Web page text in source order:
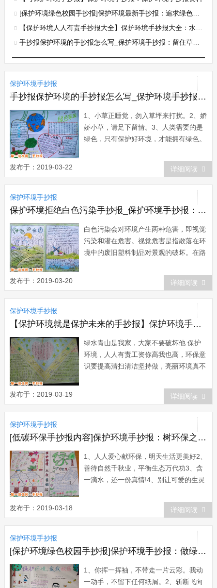
[保护环境绿色校园手抄报]保护环境最新手抄报：追求绿色时尚
【保护环境人人有责手抄报大全】保护环境手抄报大全：水污染
手抄报保护环境的手抄报怎么写_保护环境手抄报：留住草的美
保护环境手抄报
手抄报保护环境的手抄报怎么写_保护环境手抄报：留住草的美
1、小草正睡觉，勿入草坪来打扰。2、娇
娇小草，请足下留情。3、人类需要的是
绿色，只有保护好环境，才能拥有绿色。
保护环境。5、带着欢乐舞步，让风沙停
止，让小鸟起舞，让绿色腾飞。6、让风
沙不再猖狂，还地球一片绿色铺垫。7、
让绿色在生活中洋溢，让心灵在绿色中放
飞。8...
发布于：2019-03-22 详细阅读
保护环境手抄报
保护环境拒绝白色污染手抄报_保护环境手抄报：白色污染
白色污染会对环境产生两种危害，即视觉
污染和潜在危害。视觉危害是指散落在环
境中的废旧塑料制品对景观的破坏。在路
激，影响校园的整体美感。潜在危害是指
废塑料制品进入自然环境后难以降解而带
来的长期的深层次环境问题。...
发布于：2019-03-20 详细阅读
保护环境手抄报
【保护环境就是保护未来的手抄报】保护环境手抄报：未来无限好
绿水青山是我家，大家不要破坏他 保护
环境，人人有责工资你高我也高，环保意
识要提高清扫清洁坚持做，亮丽环境真不
爱环保,未来无限好青青小草有生命,请君
足下多留情 请您绕一绕，小草笑一笑。
树木拥有绿色，地球才有脉搏。除了相
片，什么都不要带走;除了脚印，什么都
不要留下...
发布于：2019-03-19 详细阅读
保护环境手抄报
[低碳环保手抄报内容]保护环境手抄报：树环保之风，迎美好明天
1、人人爱心献环保，明天生活更美好2、
善待自然千秋业，平衡生态万代功3、含
一滴水，还一份真情!4、别让可爱的生灵
废纸，就是消除一份污染。6、让花儿含
笑，让草儿传情，让心儿绽放。7、保护
生态环境，实现持续发展8、我是白雪公
主，请不要把我变成灰姑娘。9、树环保
之风...
发布于：2019-03-18 详细阅读
保护环境手抄报
[保护环境绿色校园手抄报]保护环境手抄报：做绿色人生使者
1、你挥一挥袖，不带走一片云彩。我动
一动手，不留下任何纸屑。2、斩断飞向